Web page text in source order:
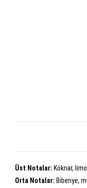
Üst Notalar: Köknar,
Orta Notalar: Biberiye,